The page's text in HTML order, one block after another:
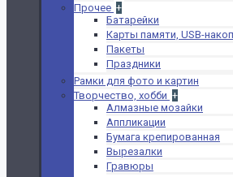
Прочее +
Батарейки
Карты памяти, USB-
Пакеты
Праздники
Рамки для фото и картин
Творчество, хобби +
Алмазные мозайки
Аппликации
Бумага крепированная
Вырезалки
Гравюры